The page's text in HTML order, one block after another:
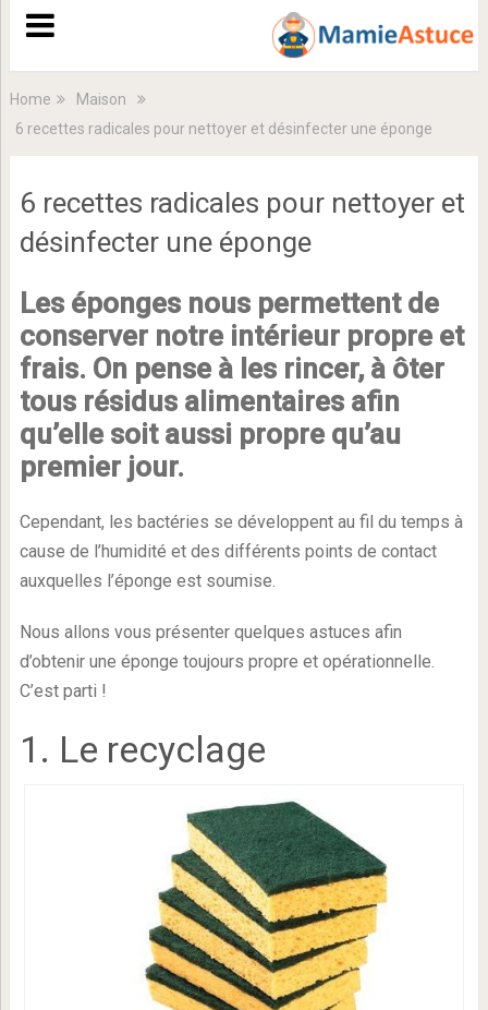
Home
Maison
6 recettes radicales pour nettoyer et désinfecter une éponge
6 recettes radicales pour nettoyer et
désinfecter une éponge
Les éponges nous permettent de
conserver notre intérieur propre et
frais. On pense à les rincer, à ôter
tous résidus alimentaires afin
qu’elle soit aussi propre qu’au
premier jour.
Cependant, les bactéries se développent au fil du temps à
cause de l’humidité et des différents points de contact
auxquelles l’éponge est soumise.
Nous allons vous présenter quelques astuces afin
d’obtenir une éponge toujours propre et opérationnelle.
C’est parti !
1. Le recyclage